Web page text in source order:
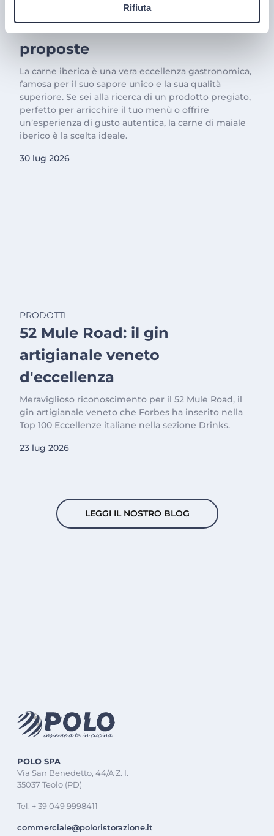
Rifiuta
Il trionfo del gusto con la
Carne Iberica: le nostre
proposte
La carne iberica è una vera eccellenza gastronomica,
famosa per il suo sapore unico e la sua qualità
superiore. Se sei alla ricerca di un prodotto pregiato,
perfetto per arricchire il tuo menù o offrire
un’esperienza di gusto autentica, la carne di maiale
iberico è la scelta ideale.
30 lug 2026
PRODOTTI
52 Mule Road: il gin
artigianale veneto
d'eccellenza
Meraviglioso riconoscimento per il 52 Mule Road, il
gin artigianale veneto che Forbes ha inserito nella
Top 100 Eccellenze italiane nella sezione Drinks.
23 lug 2026
LEGGI IL NOSTRO BLOG
POLO SPA
Via San Benedetto, 44/A Z. I.
35037 Teolo (PD)
Tel. + 39 049 9998411
commerciale@poloristorazione.it